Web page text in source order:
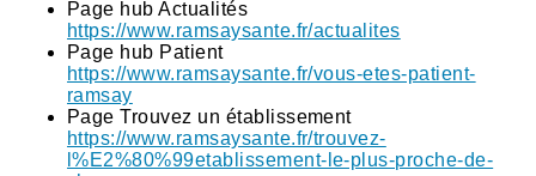
Page hub Actualités
https://www.ramsaysante.fr/actualites
Page hub Patient
https://www.ramsaysante.fr/vous-etes-patient-
ramsay
Page Trouvez un établissement
https://www.ramsaysante.fr/trouvez-
l%E2%80%99etablissement-le-plus-proche-de-